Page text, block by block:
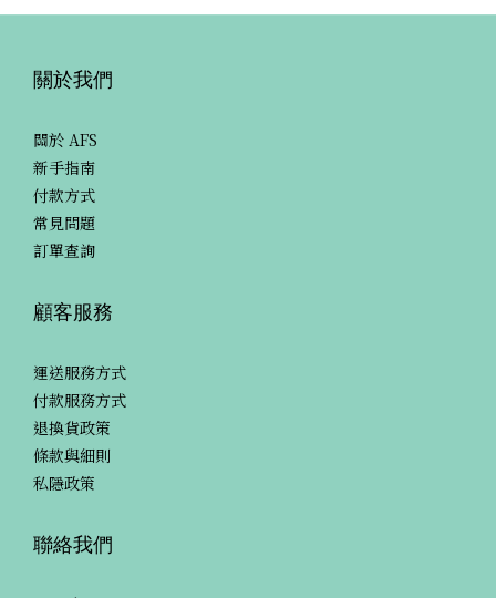
關於我們
關於 AFS
新手指南
付款方式
常見問題
訂單查詢
顧客服務
運送服務方式
付款服務方式
退換貨政策
條款與細則
私隱政策
聯絡我們